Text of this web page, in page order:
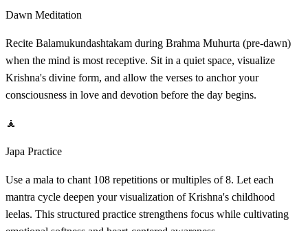
Dawn Meditation
Recite Balamukundashtakam during Brahma Muhurta (pre-dawn)
when the mind is most receptive. Sit in a quiet space, visualize
Krishna's divine form, and allow the verses to anchor your
consciousness in love and devotion before the day begins.
🧘
Japa Practice
Use a mala to chant 108 repetitions or multiples of 8. Let each
mantra cycle deepen your visualization of Krishna's childhood
leelas. This structured practice strengthens focus while cultivating